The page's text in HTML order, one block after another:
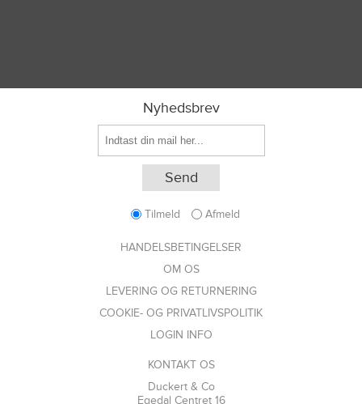
Nyhedsbrev
Tilmeld Afmeld
HANDELSBETINGELSER
OM OS
LEVERING OG RETURNERING
COOKIE- OG PRIVATLIVSPOLITIK
LOGIN INFO
KONTAKT OS
Duckert & Co
Egedal Centret 16